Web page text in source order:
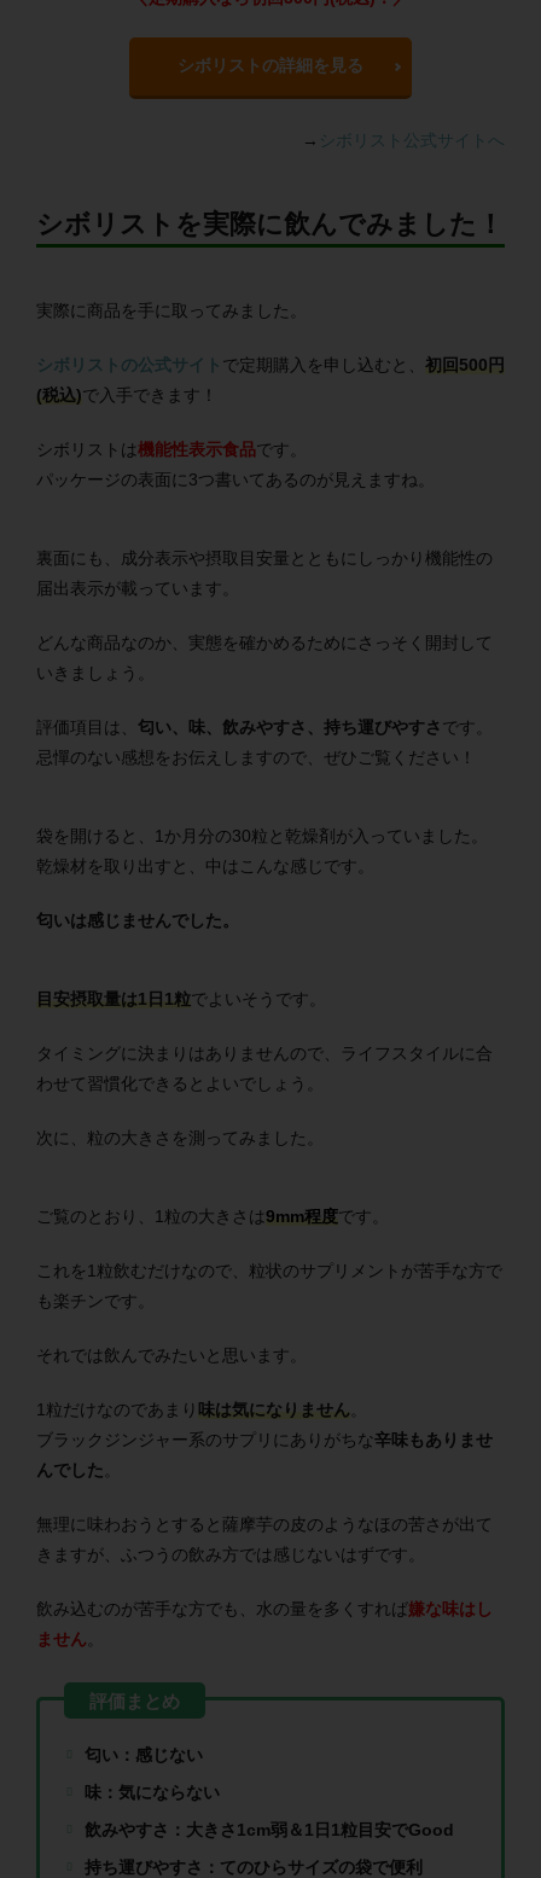
シボリストの詳細を見る
→ シボリスト公式サイトへ
シボリストを実際に飲んでみました！
実際に商品を手に取ってみました。
シボリストの公式サイト で定期購入を申し込むと、 初回500円
(税込)で入手できます！
シボリストは機能性表示食品です。
パッケージの表面に3つ書いてあるのが見えますね。
裏面にも、成分表示や摂取目安量とともにしっかり機能性の
届出表示が載っています。
どんな商品なのか、実態を確かめるためにさっそく開封して
いきましょう。
評価項目は、 匂い、味、飲みやすさ、持ち運びやすさ です。
忌憚のない感想をお伝えしますので、ぜひご覧ください！
袋を開けると、1か月分の30粒と乾燥剤が入っていました。
乾燥材を取り出すと、中はこんな感じです。
匂いは感じませんでした。
目安摂取量は1日1粒でよいそうです。
タイミングに決まりはありませんので、ライフスタイルに合
わせて習慣化できるとよいでしょう。
次に、粒の大きさを測ってみました。
ご覧のとおり、1粒の大きさは9mm程度です。
これを1粒飲むだけなので、粒状のサプリメントが苦手な方で
も楽チンです。
それでは飲んでみたいと思います。
1粒だけなのであまり 味は気になりません
ブラックジンジャー系のサプリにありがちな辛味もありませ
んでした
無理に味わおうとすると薩摩芋の皮のようなほの苦さが出て
きますが、ふつうの飲み方では感じないはずです。
飲み込むのが苦手な方でも、水の量を多くすれば嫌な味はし
ません
匂い：感じない
味：気にならない
飲みやすさ：大きさ1cm弱＆1日1粒目安でGood
持ち運びやすさ：てのひらサイズの袋で便利